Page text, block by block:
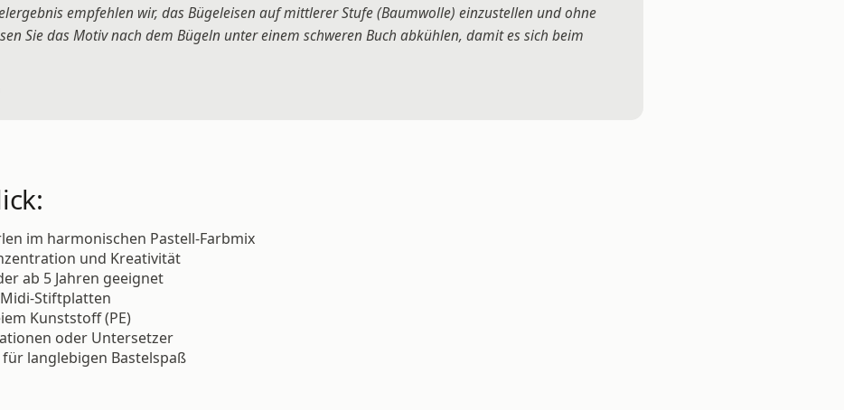
empfehlen wir, das Bügeleisen auf mittlerer Stufe (Baumwolle) einzustellen und ohne
Sie das Motiv nach dem Bügeln unter einem schweren Buch abkühlen, damit es sich beim
im harmonischen Pastell-Farbmix
und Kreativität
ab 5 Jahren geeignet
Stiftplatten
Kunststoff (PE)
oder Untersetzer
langlebigen Bastelspaß